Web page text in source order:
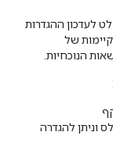
לעדכון ההגדרות
של
הנוכחיות.
וניתן להגדרה